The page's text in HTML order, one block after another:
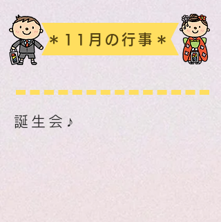
＊11月の行事＊
誕生会♪